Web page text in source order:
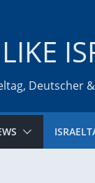
Deutscher